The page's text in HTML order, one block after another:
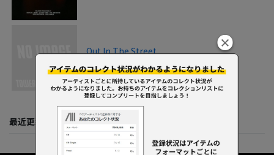
Out In The Street
2008
最近更新してくれた人たち